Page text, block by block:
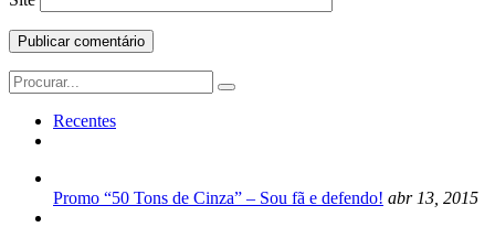
Search
for:
Recentes
Promo “50 Tons de Cinza” – Sou fã e defendo! abr 13, 2015